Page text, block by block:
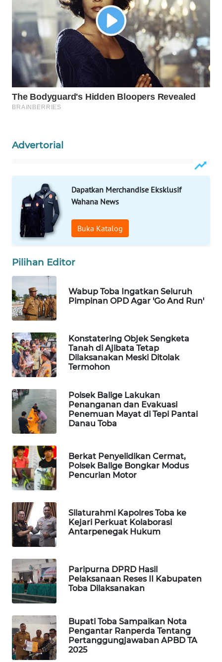
Advertorial
Dapatkan Merchandise Eksklusif
Wahana News
Buka Katalog
Pilihan Editor
Wabup Toba Ingatkan Seluruh
Pimpinan OPD Agar 'Go And Run'
Konstatering Objek Sengketa
Tanah di Ajibata Tetap
Dilaksanakan Meski Ditolak
Termohon
Polsek Balige Lakukan
Penanganan dan Evakuasi
Penemuan Mayat di Tepi Pantai
Danau Toba
Berkat Penyelidikan Cermat,
Polsek Balige Bongkar Modus
Pencurian Motor
Silaturahmi Kapolres Toba ke
Kejari Perkuat Kolaborasi
Antarpenegak Hukum
Paripurna DPRD Hasil
Pelaksanaan Reses II Kabupaten
Toba Dilaksanakan
Bupati Toba Sampaikan Nota
Pengantar Ranperda Tentang
Pertanggungjawaban APBD TA
2025
PORTAL
KONSUMEN
FORWAMKI
ALPERKLINAS
FORJASIDA
NEWS
SIDIKALANG
NEWS
SIBARAGAS
SIANTAR
NEWS
MEDAN
NEWS
METRO
NEWS
KRT
NEWS
KARING
NEWS
MARITIM
HUMBANG
NEWS
GARONGGANG
NEWS
FISUELRI
ID
ENERGI
NEWS